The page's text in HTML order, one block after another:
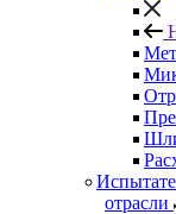
отрасли